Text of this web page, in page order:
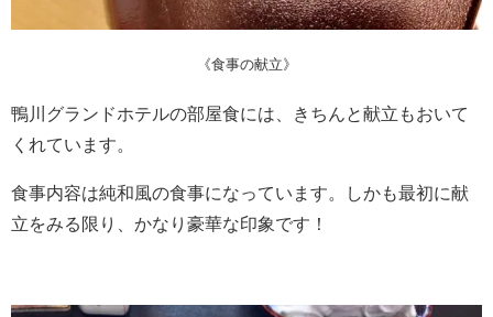
《食事の献立》
鴨川グランドホテルの部屋食には、きちんと献立もおいて
くれています。
食事内容は純和風の食事になっています。しかも最初に献
立をみる限り、かなり豪華な印象です！